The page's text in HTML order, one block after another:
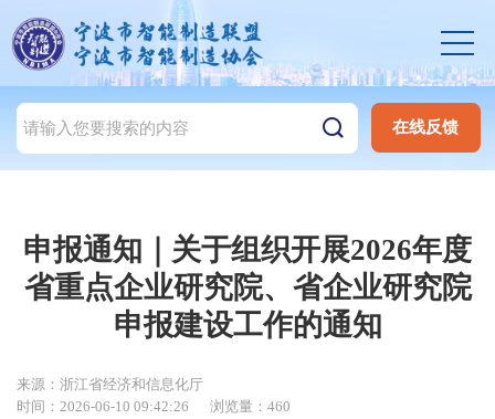
在线反馈
申报通知｜关于组织开展2026年度
省重点企业研究院、省企业研究院
申报建设工作的通知
来源：浙江省经济和信息化厅
时间：2026-06-10 09:42:26
浏览量：460